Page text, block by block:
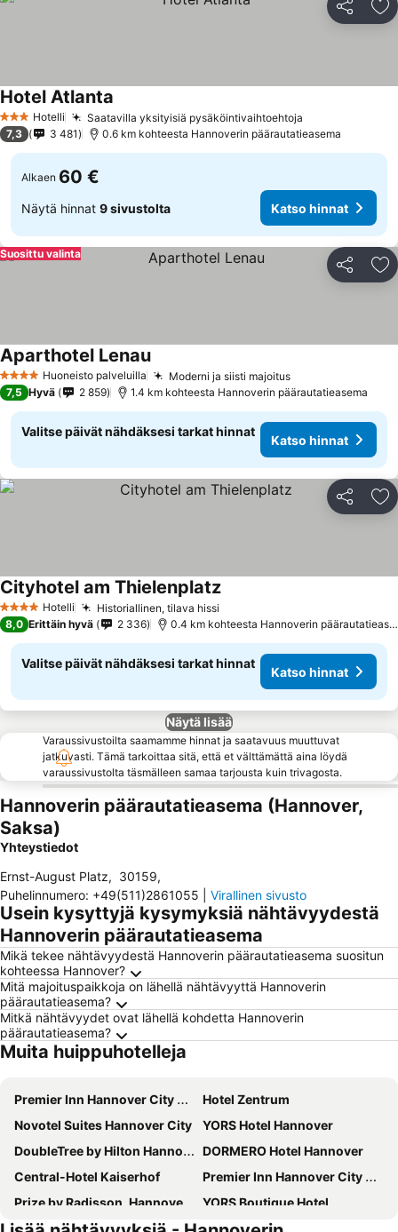
Jaa
3 Tähtiluokitus
Hotelli Saatavilla yksityisiä pysäköintivaihtoehtoja
Hotel Atlanta
7,3 3 481 0.6 km kohteesta Hannoverin päärautatieasema
Alkaen 60 €
Näytä hinnat 9 sivustolta Katso hinnat
Jaa
Suosittu valinta
4 TähtiluokitusHuoneisto palveluilla Moderni ja siisti majoitus
Aparthotel Lenau
7,5 Hyvä 2 859 1.4 km kohteesta Hannoverin päärautatieasema
Valitse päivät nähdäksesi tarkat hinnat
Katso hinnat
Jaa
4 Tähtiluokitus
Hotelli Historiallinen, tilava hissi
Cityhotel am Thielenplatz
8,0 Erittäin hyvä 2 336 0.4 km kohteesta Hannoverin päärautatieasema
Valitse päivät nähdäksesi tarkat hinnat
Katso hinnat
Näytä lisää
Varaussivustoilta saamamme hinnat ja saatavuus muuttuvat
jatkuvasti. Tämä tarkoittaa sitä, että et välttämättä aina löydä
varaussivustolta täsmälleen samaa tarjousta kuin trivagosta.
Hannoverin päärautatieasema (Hannover,
Saksa)
Yhteystiedot
Ernst-August Platz, 30159,
Puhelinnumero: +49(511)2861055 Virallinen sivusto
Usein kysyttyjä kysymyksiä nähtävyydestä
Hannoverin päärautatieasema
Mikä tekee nähtävyydestä Hannoverin päärautatieasema suositun
kohteessa Hannover?
Mitä majoituspaikkoja on lähellä nähtävyyttä Hannoverin
päärautatieasema?
Mitkä nähtävyydet ovat lähellä kohdetta Hannoverin
päärautatieasema?
Muita huippuhotelleja
Premier Inn Hannover City University
Hotel Zentrum
Novotel Suites Hannover City
YORS Hotel Hannover
DoubleTree by Hilton Hannover Schweizerhof
DORMERO Hotel Hannover
Central-Hotel Kaiserhof
Premier Inn Hannover City Centre
Prize by Radisson, Hannover-City
YORS Boutique Hotel
H+ Hotel Hannover
Grand Palace Hotel Hannover